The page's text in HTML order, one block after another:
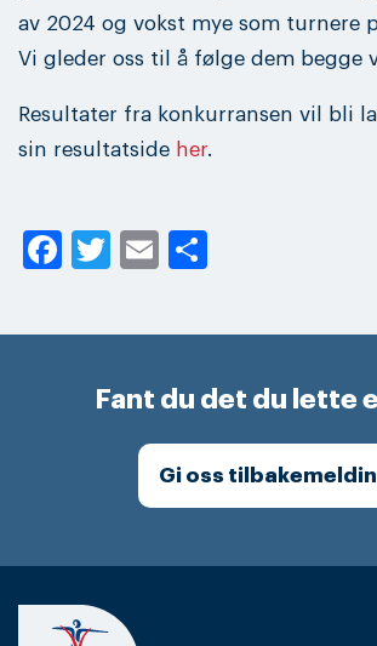
av 2024 og vokst mye som turnere
Vi gleder oss til å følge dem begge
Resultater fra konkurransen vil bli
sin resultatside her.
Facebook
Twitter
Email
Fant du det du lette
Gi oss